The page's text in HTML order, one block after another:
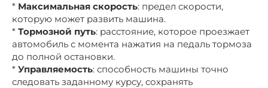
* Максимальная скорость: предел скорости,
которую может развить машина.
* Тормозной путь: расстояние, которое проезжает
автомобиль с момента нажатия на педаль тормоза
до полной остановки.
* Управляемость: способность машины точно
следовать заданному курсу, сохранять